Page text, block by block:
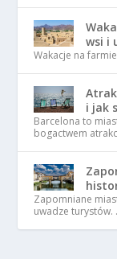
wsi i
Wakacje na
i jak
Barcelona to
bogactwem
Zapomniane
uwadze turystów.